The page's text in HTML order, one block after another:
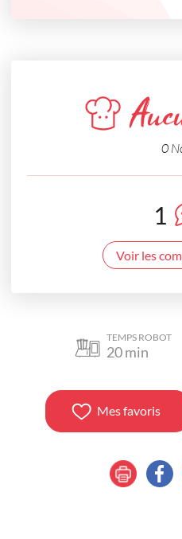
0
1
Voir les
TEMPS ROBOT
20min
Mes favoris